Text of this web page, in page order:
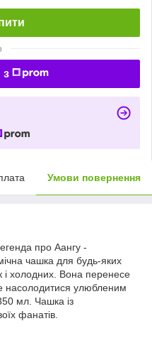
з
Умови повернення
про Аангу -
чашка для будь-яких
і холодних. Вона перенесе
насолодитися улюбленим
мл. Чашка із
фанатів.